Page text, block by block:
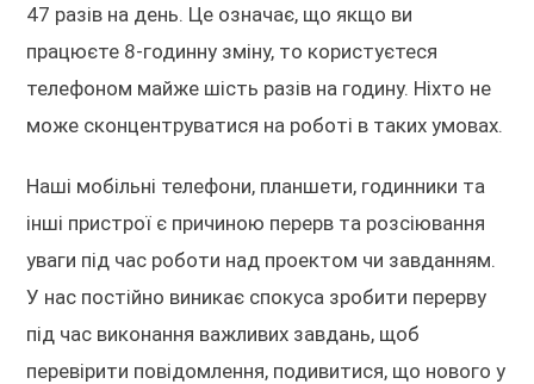
47 разів на день. Це означає, що якщо ви
працюєте 8-годинну зміну, то користуєтеся
телефоном майже шість разів на годину. Ніхто не
може сконцентруватися на роботі в таких умовах.
Наші мобільні телефони, планшети, годинники та
інші пристрої є причиною перерв та розсіювання
уваги під час роботи над проектом чи завданням.
У нас постійно виникає спокуса зробити перерву
під час виконання важливих завдань, щоб
перевірити повідомлення, подивитися, що нового у